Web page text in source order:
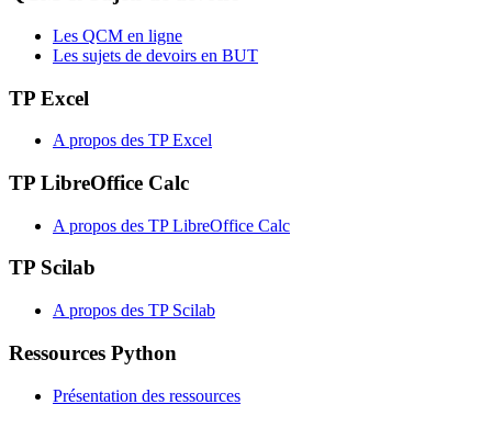
Les QCM en ligne
Les sujets de devoirs en BUT
TP Excel
A propos des TP Excel
TP LibreOffice Calc
A propos des TP LibreOffice Calc
TP Scilab
A propos des TP Scilab
Ressources Python
Présentation des ressources